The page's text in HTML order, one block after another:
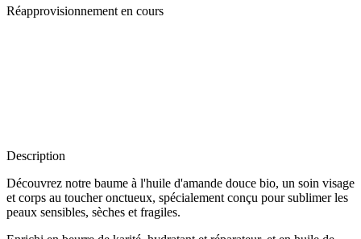
Réapprovisionnement en cours
Description
Découvrez notre baume à l'huile d'amande douce bio, un soin visage
et corps au toucher onctueux, spécialement conçu pour sublimer les
peaux sensibles, sèches et fragiles.